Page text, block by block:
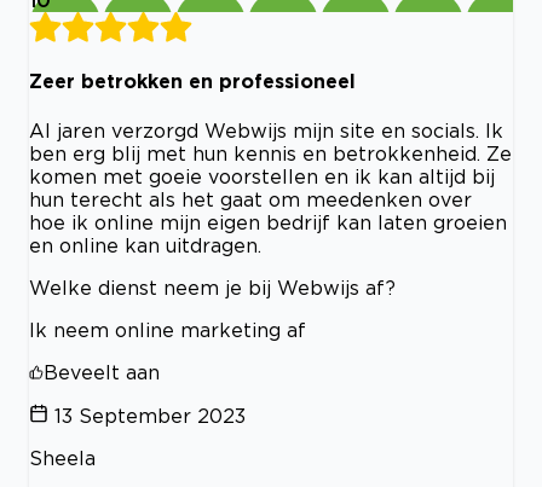
Zeer betrokken en professioneel
Al jaren verzorgd Webwijs mijn site en socials. Ik
ben erg blij met hun kennis en betrokkenheid. Ze
komen met goeie voorstellen en ik kan altijd bij
hun terecht als het gaat om meedenken over
hoe ik online mijn eigen bedrijf kan laten groeien
en online kan uitdragen.
Welke dienst neem je bij Webwijs af?
Ik neem online marketing af
Beveelt aan
13 September 2023
Sheela